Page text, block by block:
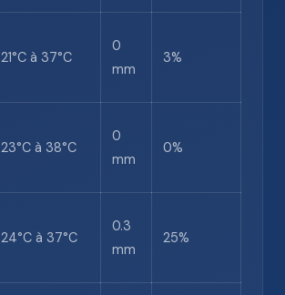
21°C à 37°C
0
mm
3%
23°C à 38°C
0
mm
0%
24°C à 37°C
0.3
mm
25%